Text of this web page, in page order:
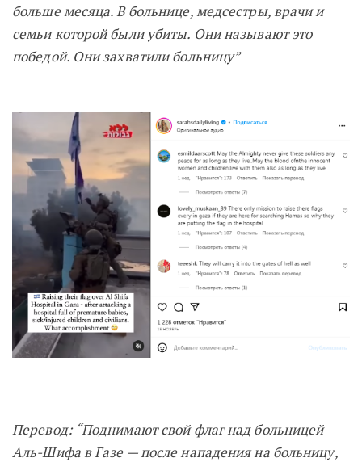
больше месяца. В больнице, медсестры, врачи и
семьи которой были убиты. Они называют это
победой. Они захватили больницу”
Перевод: “Поднимают свой флаг над больницей
Аль-Шифа в Газе — после нападения на больницу,